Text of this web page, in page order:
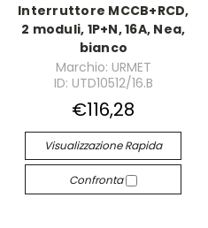
Interruttore MCCB+RCD,
2 moduli, 1P+N, 16A, Nea,
bianco
Marchio: URMET
ID: UTD10512/16.B
€116,28
Visualizzazione Rapida
Confronta